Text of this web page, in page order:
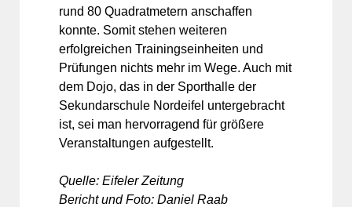
rund 80 Quadratmetern anschaffen
konnte. Somit stehen weiteren
erfolgreichen Trainingseinheiten und
Prüfungen nichts mehr im Wege. Auch mit
dem Dojo, das in der Sporthalle der
Sekundarschule Nordeifel untergebracht
ist, sei man hervorragend für größere
Veranstaltungen aufgestellt.
Quelle: Eifeler Zeitung
Bericht und Foto: Daniel Raab